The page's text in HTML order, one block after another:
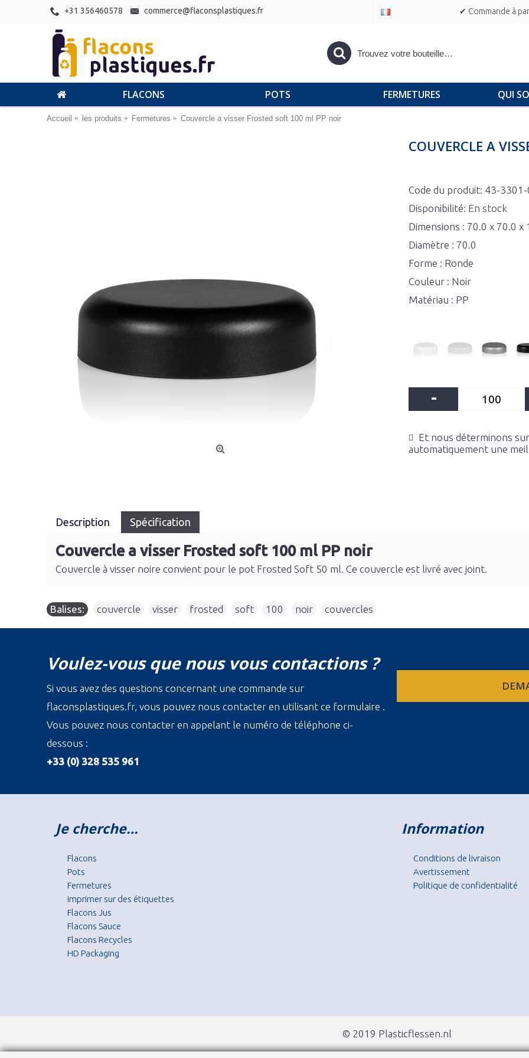
+31 356460578 commerce@flaconsplastiques.fr ✔ Commande à
FLACONS POTS FERMETURES QUI
Accueil les produits Fermetures Couvercle a visser Frosted soft 100 ml PP noir
COUVERCLE A
Code du produit: 43-
Disponibilité: En stock
Dimensions : 70.0 x 70.0 x
Diamètre : 70.0
Forme : Ronde
Couleur : Noir
Matériau : PP
-
Et nous déterminons
automatiquement une
Description Spécification
Couvercle a visser Frosted soft 100 ml PP noir
Couvercle à visser noire convient pour le pot Frosted Soft 50 ml. Ce couvercle est livré avec joint.
Balises: couvercle visser frosted soft 100 noir couvercles
Voulez-vous que nous vous contactions ?
Si vous avez des questions concernant une commande sur
flaconsplastiques.fr, vous pouvez nous contacter en utilisant ce formulaire .
Vous pouvez nous contacter en appelant le numéro de téléphone ci-
dessous :
+33 (0) 328 535 961
Je cherche…
Flacons
Pots
Fermetures
Imprimer sur des étiquettes
Flacons Jus
Flacons Sauce
Flacons Recycles
HD Packaging
Information
Conditions de livraison
Avertissement
Politique de confidentialité
© 2019 Plasticflessen.nl